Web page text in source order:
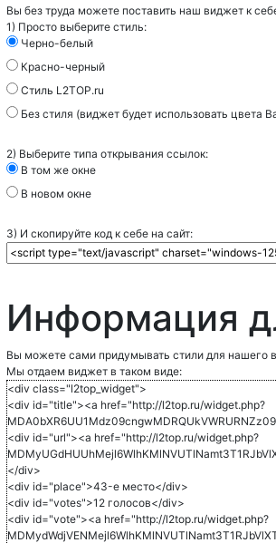
Вы без труда можете поставить наш виджет к
1) Просто выберите стиль:
Черно-белый
Красно-черный
Стиль L2TOP.ru
Без стиля (виджет будет использовать цвета
2) Выберите типа открывания ссылок:
В том же окне
В новом окне
3) И скопируйте код к себе на сайт:
Информация
Вы можете сами придумывать стили для нашего
Мы отдаем виджет в таком виде:
<div class="l2top_widget">
<div id="title"><a href="http://l2top.ru/widget.php?
<div id="url"><a href="http://l2top.ru/widget.php?
</div>
<div id="place">43-е место</div>
<div id="votes">12 голосов</div>
<div id="vote"><a href="http://l2top.ru/widget.php?